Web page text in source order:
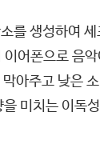
를 생성하여
어폰으로 음
아주고 낮은
미치는 이독